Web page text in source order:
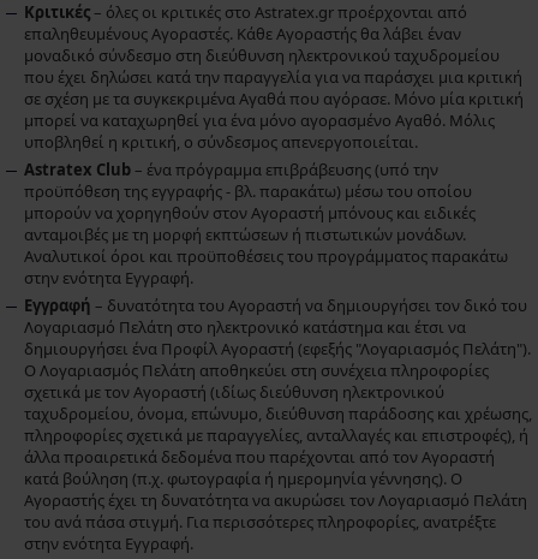
Κριτικές– όλες οι κριτικές στο Astratex.gr προέρχονται από
επαληθευμένους Αγοραστές. Κάθε Αγοραστής θα λάβει έναν
μοναδικό σύνδεσμο στη διεύθυνση ηλεκτρονικού ταχυδρομείου
που έχει δηλώσει κατά την παραγγελία για να παράσχει μια κριτική
σε σχέση με τα συγκεκριμένα Αγαθά που αγόρασε. Μόνο μία κριτική
μπορεί να καταχωρηθεί για ένα μόνο αγορασμένο Αγαθό. Μόλις
υποβληθεί η κριτική, ο σύνδεσμος απενεργοποιείται.
Astratex Club– ένα πρόγραμμα επιβράβευσης (υπό την
προϋπόθεση της εγγραφής - βλ. παρακάτω) μέσω του οποίου
μπορούν να χορηγηθούν στον Αγοραστή μπόνους και ειδικές
ανταμοιβές με τη μορφή εκπτώσεων ή πιστωτικών μονάδων.
Αναλυτικοί όροι και προϋποθέσεις του προγράμματος παρακάτω
στην ενότητα Εγγραφή.
Εγγραφή – δυνατότητα του Αγοραστή να δημιουργήσει τον δικό του
Λογαριασμό Πελάτη στο ηλεκτρονικό κατάστημα και έτσι να
δημιουργήσει ένα Προφίλ Αγοραστή (εφεξής "Λογαριασμός Πελάτη").
Ο Λογαριασμός Πελάτη αποθηκεύει στη συνέχεια πληροφορίες
σχετικά με τον Αγοραστή (ιδίως διεύθυνση ηλεκτρονικού
ταχυδρομείου, όνομα, επώνυμο, διεύθυνση παράδοσης και χρέωσης,
πληροφορίες σχετικά με παραγγελίες, ανταλλαγές και επιστροφές), ή
άλλα προαιρετικά δεδομένα που παρέχονται από τον Αγοραστή
κατά βούληση (π.χ. φωτογραφία ή ημερομηνία γέννησης). Ο
Αγοραστής έχει τη δυνατότητα να ακυρώσει τον Λογαριασμό Πελάτη
του ανά πάσα στιγμή. Για περισσότερες πληροφορίες, ανατρέξτε
στην ενότητα Εγγραφή.